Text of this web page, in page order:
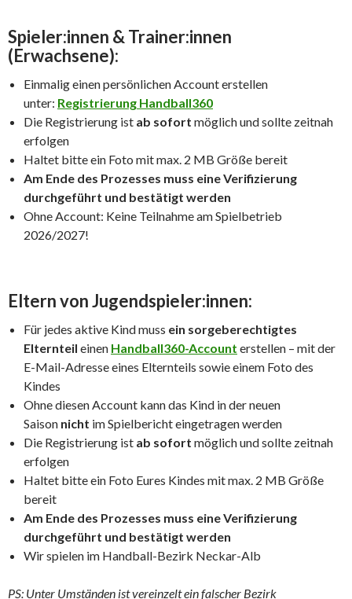
Spieler:innen & Trainer:innen
(Erwachsene):
Einmalig einen persönlichen Account erstellen
unter: Registrierung Handball360
Die Registrierung ist ab sofort möglich und sollte zeitnah
erfolgen
Haltet bitte ein Foto mit max. 2 MB Größe bereit
Am Ende des Prozesses muss eine Verifizierung
durchgeführt und bestätigt werden
Ohne Account: Keine Teilnahme am Spielbetrieb
2026/2027!
Eltern von Jugendspieler:innen:
Für jedes aktive Kind muss ein sorgeberechtigtes
Elternteil einen Handball360-Account erstellen – mit der
E-Mail-Adresse eines Elternteils sowie einem Foto des
Kindes
Ohne diesen Account kann das Kind in der neuen
Saison nicht im Spielbericht eingetragen werden
Die Registrierung ist ab sofort möglich und sollte zeitnah
erfolgen
Haltet bitte ein Foto Eures Kindes mit max. 2 MB Größe
bereit
Am Ende des Prozesses muss eine Verifizierung
durchgeführt und bestätigt werden
Wir spielen im Handball-Bezirk Neckar-Alb
PS: Unter Umständen ist vereinzelt ein falscher Bezirk